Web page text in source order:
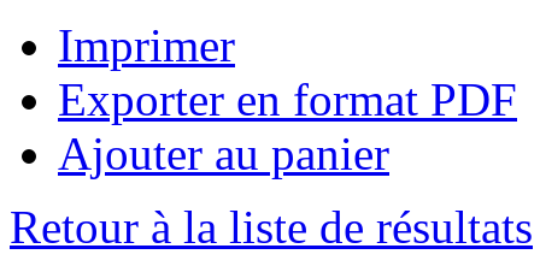
Imprimer
Exporter en format PDF
Ajouter au panier
Retour à la liste de résultats